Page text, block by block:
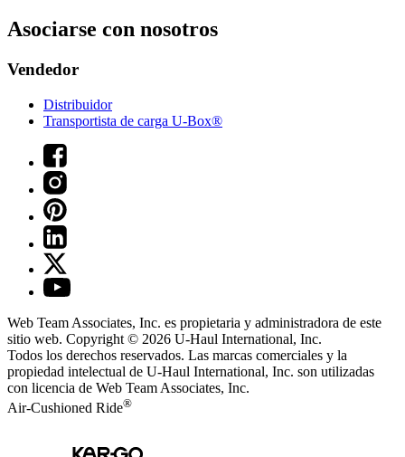
Asociarse con nosotros
Vendedor
Distribuidor
Transportista de carga U-Box®
Web Team Associates, Inc. es propietaria y administradora de este
sitio web. Copyright © 2026 U-Haul International, Inc.
Todos los derechos reservados. Las marcas comerciales y la
propiedad intelectual de U-Haul International, Inc. son utilizadas
con licencia de Web Team Associates, Inc.
Air-Cushioned Ride®